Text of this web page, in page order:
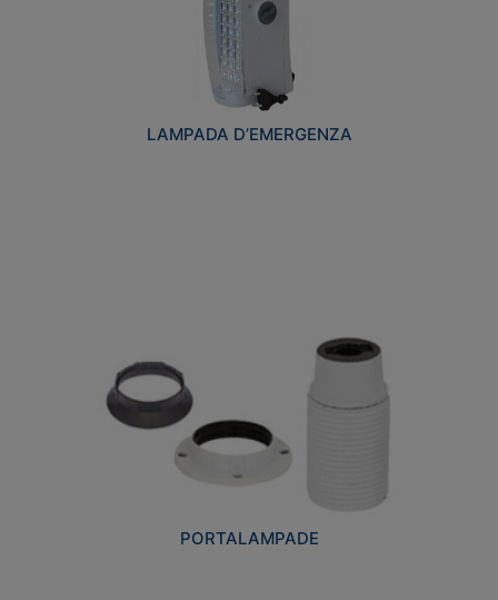
LAMPADA D’EMERGENZA
PORTALAMPADE